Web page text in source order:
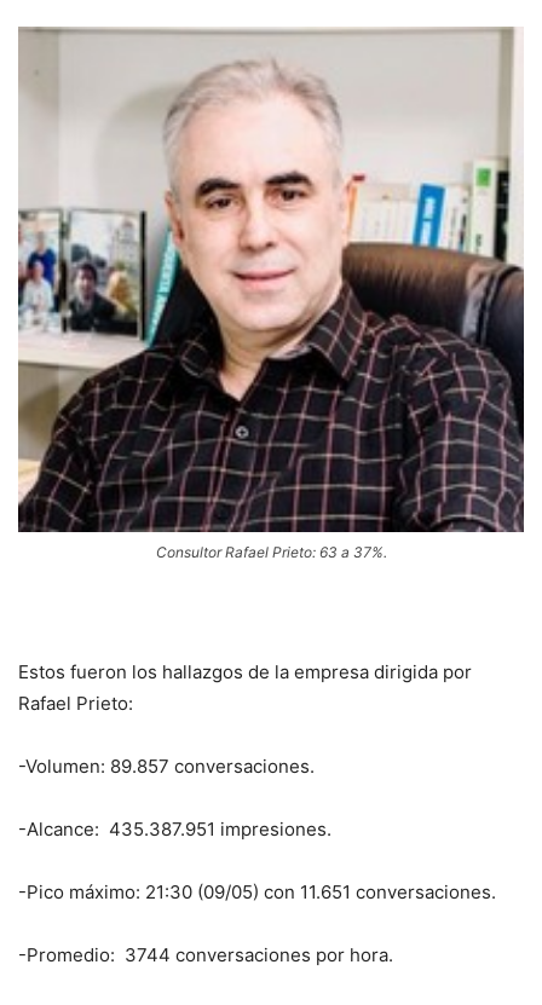
Consultor Rafael Prieto: 63 a 37%.
Estos fueron los hallazgos de la empresa dirigida por
Rafael Prieto:
-Volumen: 89.857 conversaciones.
-Alcance: 435.387.951 impresiones.
-Pico máximo: 21:30 (09/05) con 11.651 conversaciones.
-Promedio: 3744 conversaciones por hora.